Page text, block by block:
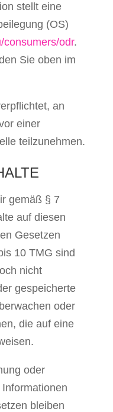
stellt eine
(OS)
consumers/odr.
Sie oben im
an
einer
teilzunehmen.
gemäß § 7
auf diesen
Gesetzen
10 TMG sind
nicht
gespeicherte
oder
die auf eine
oder
bleiben